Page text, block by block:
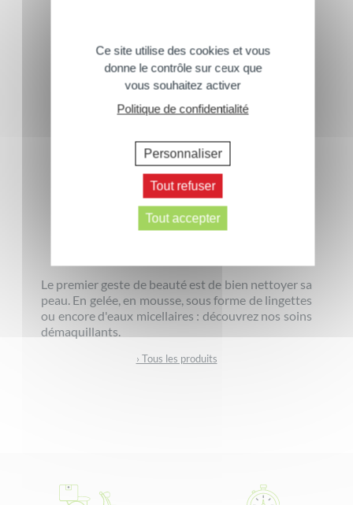
Toilette Visage
Le premier geste de beauté est de bien nettoyer sa
peau. En gelée, en mousse, sous forme de lingettes
ou encore d'eaux micellaires : découvrez nos soins
démaquillants.
› Tous les produits
Ce site utilise des cookies et vous
donne le contrôle sur ceux que
vous souhaitez activer
Politique de confidentialité
Personnaliser
Tout refuser
Tout accepter